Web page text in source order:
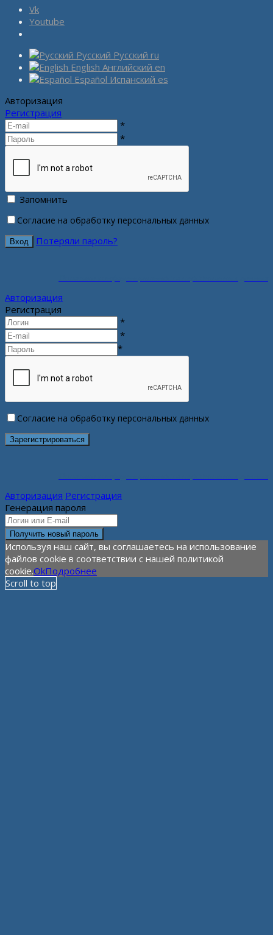
Vk
Youtube
Русский Русский ru
English Английский en
Español Испанский es
Авторизация
Регистрация
*
*
Запомнить
Согласие на обработку персональных данных
Потеряли пароль?
Авторизация
Регистрация
*
*
*
Согласие на обработку персональных данных
Авторизация Регистрация
Генерация пароля
Используя наш сайт, вы соглашаетесь на использование
файлов cookie в соответствии с нашей политикой
cookie.OkПодробнее
Scroll to top